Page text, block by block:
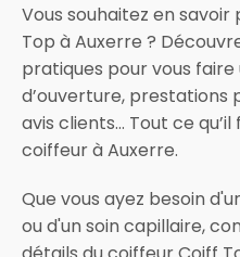
Vous souhaitez en
Top à Auxerre ?
pratiques pour vous faire
d’ouverture, prestations
avis clients… Tout ce
coiffeur à Auxerre.
Que vous ayez besoin
ou d'un soin capillaire,